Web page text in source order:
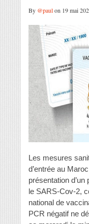
By @paulon 19 mai
Les mesures
d’entrée au
présentation
le SARS-Cov-2,
national de
PCR négatif ne